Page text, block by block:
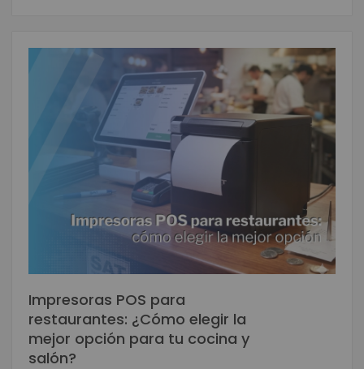
Impresoras POS para
restaurantes: ¿Cómo elegir la
mejor opción para tu cocina y
salón?